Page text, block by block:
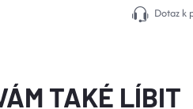
Dotaz k
TAKÉ LÍBIT